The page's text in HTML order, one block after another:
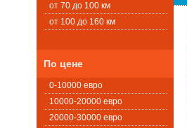
от 70 до 100 км
от 100 до 160 км
По цене
0-10000 евро
10000-20000 евро
20000-30000 евро